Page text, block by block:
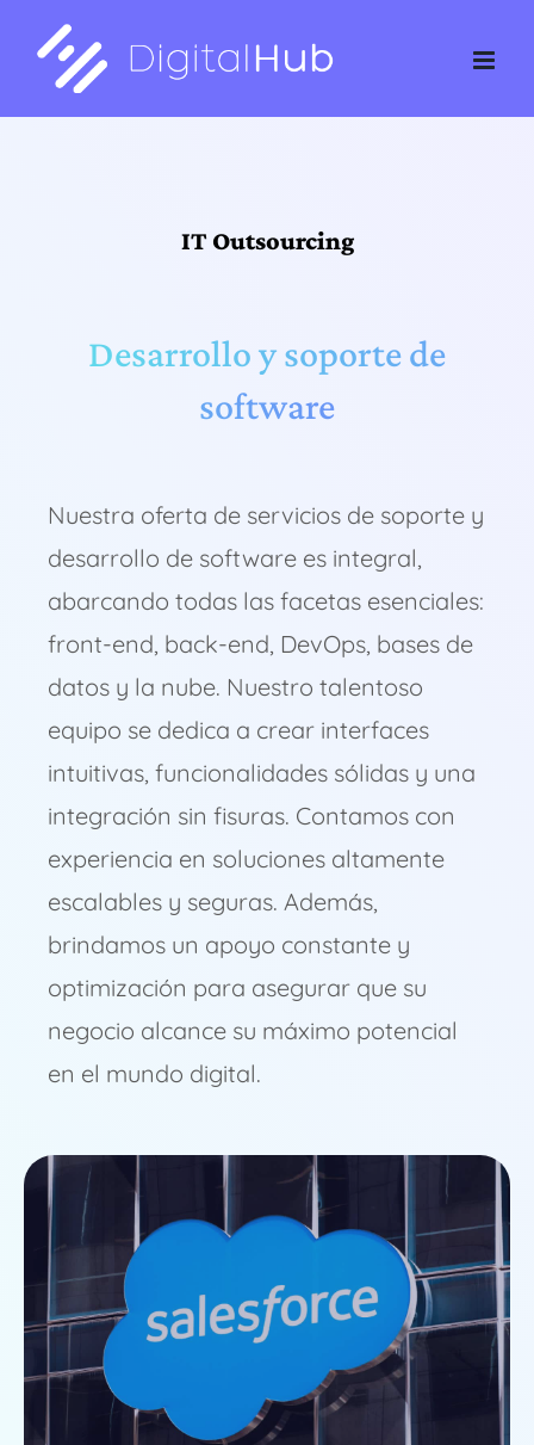
IT Outsourcing
Desarrollo y soporte de
software
Nuestra oferta de servicios de soporte y
desarrollo de software es integral,
abarcando todas las facetas esenciales:
front-end, back-end, DevOps, bases de
datos y la nube. Nuestro talentoso
equipo se dedica a crear interfaces
intuitivas, funcionalidades sólidas y una
integración sin fisuras. Contamos con
experiencia en soluciones altamente
escalables y seguras. Además,
brindamos un apoyo constante y
optimización para asegurar que su
negocio alcance su máximo potencial
en el mundo digital.